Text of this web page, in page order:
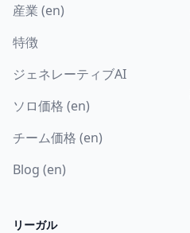
産業 (en)
特徴
ジェネレーティブAI
ソロ価格 (en)
チーム価格 (en)
Blog (en)
リーガル